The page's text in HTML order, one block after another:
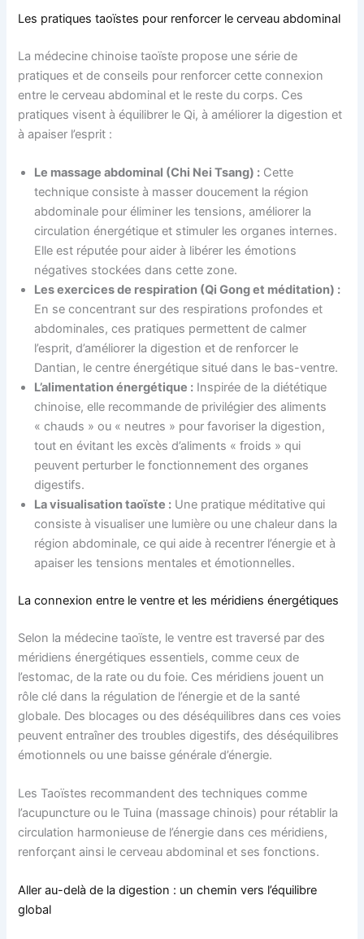
Les pratiques taoïstes pour renforcer le cerveau abdominal
La médecine chinoise taoïste propose une série de
pratiques et de conseils pour renforcer cette connexion
entre le cerveau abdominal et le reste du corps. Ces
pratiques visent à équilibrer le Qi, à améliorer la digestion et
à apaiser l’esprit :
Le massage abdominal (Chi Nei Tsang) : Cette
technique consiste à masser doucement la région
abdominale pour éliminer les tensions, améliorer la
circulation énergétique et stimuler les organes internes.
Elle est réputée pour aider à libérer les émotions
négatives stockées dans cette zone.
Les exercices de respiration (Qi Gong et méditation) :
En se concentrant sur des respirations profondes et
abdominales, ces pratiques permettent de calmer
l’esprit, d’améliorer la digestion et de renforcer le
Dantian, le centre énergétique situé dans le bas-ventre.
L’alimentation énergétique : Inspirée de la diététique
chinoise, elle recommande de privilégier des aliments
« chauds » ou « neutres » pour favoriser la digestion,
tout en évitant les excès d’aliments « froids » qui
peuvent perturber le fonctionnement des organes
digestifs.
La visualisation taoïste : Une pratique méditative qui
consiste à visualiser une lumière ou une chaleur dans la
région abdominale, ce qui aide à recentrer l’énergie et à
apaiser les tensions mentales et émotionnelles.
La connexion entre le ventre et les méridiens énergétiques
Selon la médecine taoïste, le ventre est traversé par des
méridiens énergétiques essentiels, comme ceux de
l’estomac, de la rate ou du foie. Ces méridiens jouent un
rôle clé dans la régulation de l’énergie et de la santé
globale. Des blocages ou des déséquilibres dans ces voies
peuvent entraîner des troubles digestifs, des déséquilibres
émotionnels ou une baisse générale d’énergie.
Les Taoïstes recommandent des techniques comme
l’acupuncture ou le Tuina (massage chinois) pour rétablir la
circulation harmonieuse de l’énergie dans ces méridiens,
renforçant ainsi le cerveau abdominal et ses fonctions.
Aller au-delà de la digestion : un chemin vers l’équilibre
global